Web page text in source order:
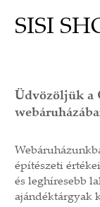
SISI
Üdvözöljük a
építészeti
és leghíresebb
ajándéktárgyak